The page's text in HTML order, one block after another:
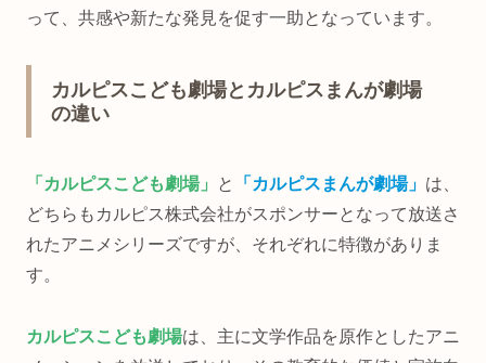
って、共感や新たな発見を促す一助となっています。
カルピスこども劇場とカルピスまんが劇場
の違い
「カルピスこども劇場」 と 「カルピスまんが劇場」 は、
どちらもカルピス株式会社がスポンサーとなって放送さ
れたアニメシリーズですが、それぞれに特徴がありま
す。
カルピスこども劇場は、主に文学作品を原作としたアニ